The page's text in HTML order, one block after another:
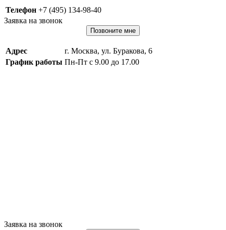
Телефон +7 (495) 134-98-40
Заявка на звонок
Позвоните мне
Адрес
г. Москва, ул. Буракова, 6
График работы Пн-Пт с 9.00 до 17.00
Заявка на звонок